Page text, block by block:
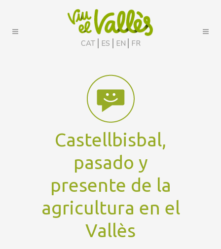
CAT ES EN FR
Castellbisbal,
pasado y
presente de la
agricultura en el
Vallès